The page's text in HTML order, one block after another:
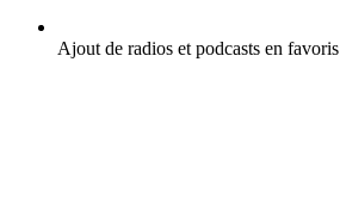
Ajout de radios et podcasts en favoris